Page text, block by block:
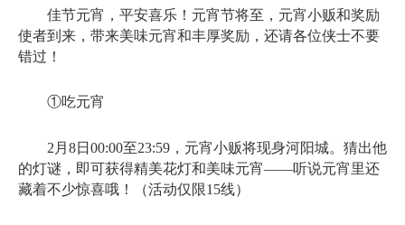
佳节元宵，平安喜乐！元宵节将至，元宵小贩和奖励
使者到来，带来美味元宵和丰厚奖励，还请各位侠士不要
错过！
①吃元宵
2月8日00:00至23:59，元宵小贩将现身河阳城。猜出他
的灯谜，即可获得精美花灯和美味元宵——听说元宵里还
藏着不少惊喜哦！（活动仅限15线）